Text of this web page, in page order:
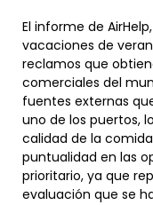
El informe de
vacaciones de
reclamos que
comerciales del
fuentes externas
uno de los puertos,
calidad de la
puntualidad en las
prioritario, ya que
evaluación que se